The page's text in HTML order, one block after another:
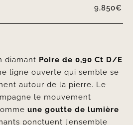
9,850€
diamant Poire de 0,90 Ct D/E
ligne ouverte qui semble se
autour de la pierre. Le
le mouvement
une goutte de lumière
ponctuent l’ensemble